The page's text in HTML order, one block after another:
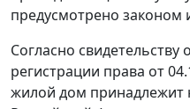
предусмотрено законом
Согласно свидетельству
регистрации права от
жилой дом принадлежит